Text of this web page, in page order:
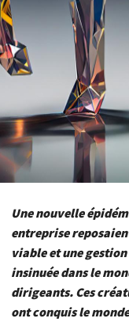
Une nouvelle
entreprise
viable et une
insinuée dans le
dirigeants. Ces
ont conquis le